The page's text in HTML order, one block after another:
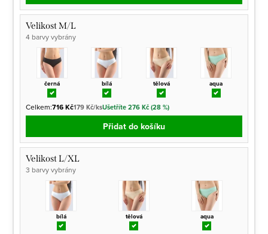
Velikost M/L
4 barvy vybrány
černá bílá tělová aqua
Celkem:716 Kč179 Kč/ksUšetříte 276 Kč (28 %)
Přidat do košíku
Velikost L/XL
3 barvy vybrány
bílá tělová aqua